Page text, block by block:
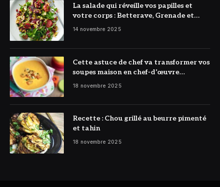
La salade qui réveille vos papilles et
votre corps : Betterave, Grenade et
Citron à l’honneur
14 novembre 2025
Cette astuce de chef va transformer vos
soupes maison en chef-d’œuvre
réconfortant
18 novembre 2025
Recette : Chou grillé au beurre pimenté
et tahin
18 novembre 2025